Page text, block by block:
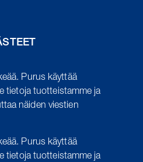
Purus käyttää
tietoja tuotteistamme ja
näiden viestien
Purus käyttää
tietoja tuotteistamme ja